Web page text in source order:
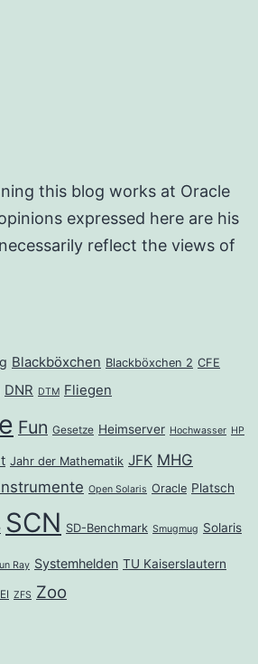
this blog works at Oracle
expressed here are his
reflect the views of
Blackböxchen Blackböxchen 2 CFE
DNR DTM Fliegen
Fun Gesetze Heimserver Hochwasser HP
Jahr der Mathematik JFK MHG
Open Solaris Oracle Platsch
SCN SD-Benchmark Smugmug Solaris
Ray Systemhelden TU Kaiserslautern
ZFS Zoo